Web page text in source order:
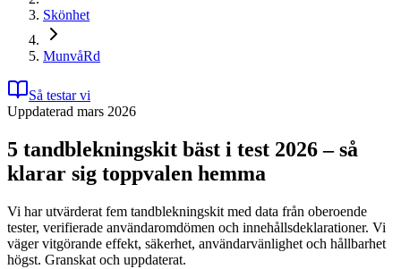
Skönhet
MunvåRd
Så testar vi
Uppdaterad mars 2026
5 tandblekningskit bäst i test 2026 – så
klarar sig toppvalen hemma
Vi har utvärderat fem tandblekningskit med data från oberoende
tester, verifierade användaromdömen och innehållsdeklarationer. Vi
väger vitgörande effekt, säkerhet, användarvänlighet och hållbarhet
högst. Granskat och uppdaterat.